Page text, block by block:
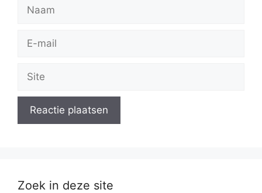
mail
Zoek in deze site